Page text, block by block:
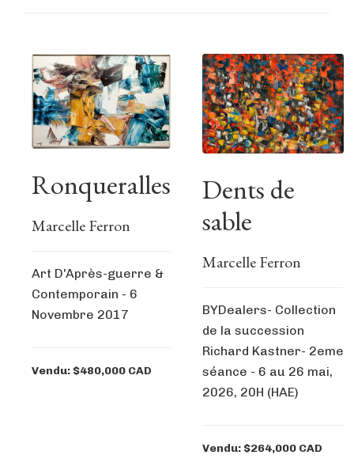
Ronqueralles
Marcelle Ferron
Art D'Après-guerre &
Contemporain - 6
Novembre 2017
Vendu: $480,000 CAD
Dents de
sable
Marcelle Ferron
BYDealers- Collection
de la succession
Richard Kastner- 2eme
séance - 6 au 26 mai,
2026, 20H (HAE)
Vendu: $264,000 CAD